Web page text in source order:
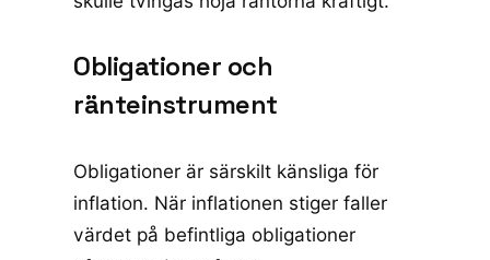
Obligationer och
ränteinstrument
Obligationer är särskilt känsliga för
inflation. När inflationen stiger faller
värdet på befintliga obligationer